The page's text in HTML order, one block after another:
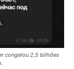
congelou 2,5 bilhões